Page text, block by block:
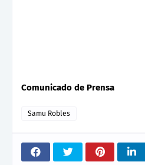
Comunicado de Prensa
Samu Robles